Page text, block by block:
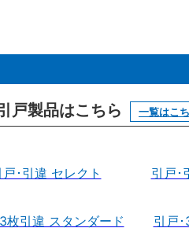
戸製品はこちら 一覧はこ
戸･引違 セレクト 引戸･
枚引違 スタンダード 引戸･